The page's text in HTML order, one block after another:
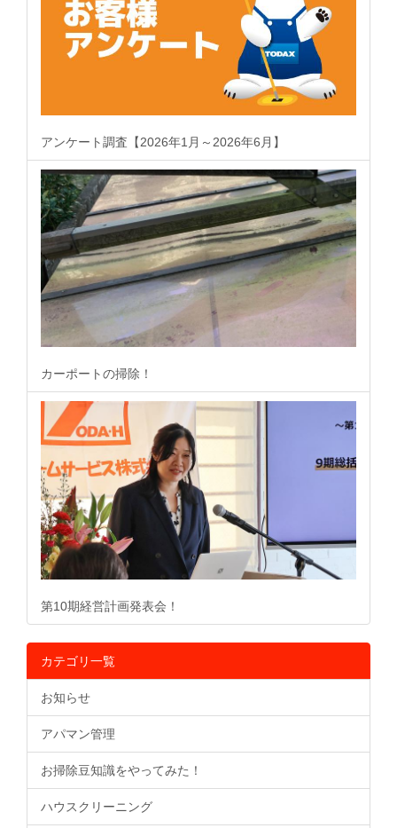
アンケート調査【2026年1月～2026年6月】
カーポートの掃除！
第10期経営計画発表会！
カテゴリ一覧
お知らせ
アパマン管理
お掃除豆知識をやってみた！
ハウスクリーニング